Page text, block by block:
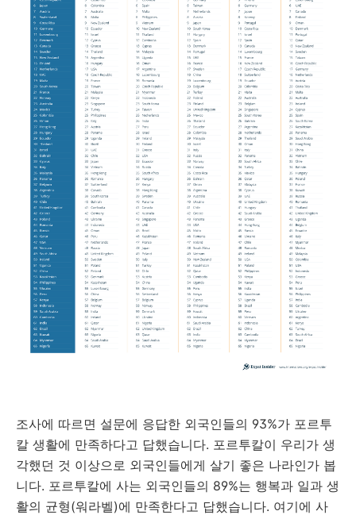
조사에 따르면 설문에 응답한 외국인들의 93%가 포르투
칼 생활에 만족하다고 답했습니다. 포르투칼이 우리가 생
각했던 것 이상으로 외국인들에게 살기 좋은 나라인가 봅
니다. 포르투칼에 사는 외국인들의 89%는 행복과 일과 생
활의 균형(워라벨)에 만족한다고 답했습니다. 여기에 사